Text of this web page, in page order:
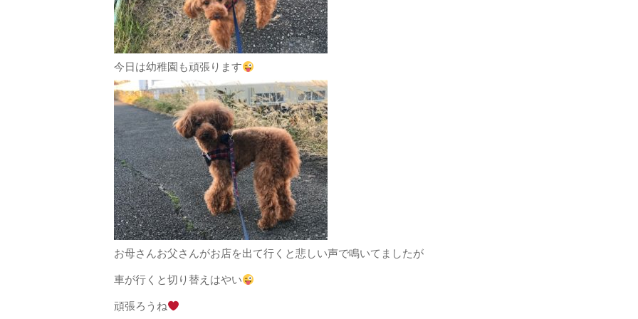
今日は幼稚園も頑張ります
お母さんお父さんがお店を出て行くと悲しい声で鳴いてましたが
車が行くと切り替えはやい
頑張ろうね